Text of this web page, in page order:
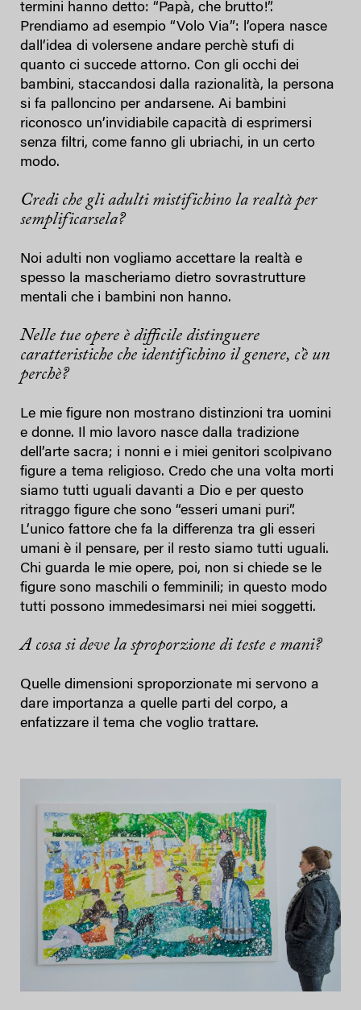
termini hanno detto: “Papà, che brutto!”.
Prendiamo ad esempio “Volo Via”: l’opera nasce
dall’idea di volersene andare perchè stufi di
quanto ci succede attorno. Con gli occhi dei
bambini, staccandosi dalla razionalità, la persona
si fa palloncino per andarsene. Ai bambini
riconosco un’invidiabile capacità di esprimersi
senza filtri, come fanno gli ubriachi, in un certo
modo.
Credi che gli adulti mistifichino la realtà per
semplificarsela?
Noi adulti non vogliamo accettare la realtà e
spesso la mascheriamo dietro sovrastrutture
mentali che i bambini non hanno.
Nelle tue opere è difficile distinguere
caratteristiche che identifichino il genere, c’è un
perchè?
Le mie figure non mostrano distinzioni tra uomini
e donne. Il mio lavoro nasce dalla tradizione
dell’arte sacra; i nonni e i miei genitori scolpivano
figure a tema religioso. Credo che una volta morti
siamo tutti uguali davanti a Dio e per questo
ritraggo figure che sono “esseri umani puri”.
L’unico fattore che fa la differenza tra gli esseri
umani è il pensare, per il resto siamo tutti uguali.
Chi guarda le mie opere, poi, non si chiede se le
figure sono maschili o femminili; in questo modo
tutti possono immedesimarsi nei miei soggetti.
A cosa si deve la sproporzione di teste e mani?
Quelle dimensioni sproporzionate mi servono a
dare importanza a quelle parti del corpo, a
enfatizzare il tema che voglio trattare.